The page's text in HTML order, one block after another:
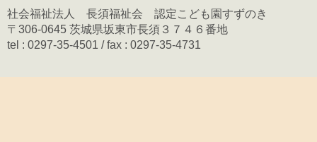
社会福祉法人 長須福祉会 認定こども園すずのき
〒306-0645 茨城県坂東市長須３７４６番地
tel : 0297-35-4501 / fax : 0297-35-4731